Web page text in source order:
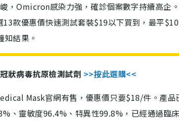
，Omicron感染力強，確診個案數字持續高企
13款優惠價快速測試套裝$19以下買到，最平
知結果。
狀病毒抗原檢測試劑 >>按此選購<<
Mask官網有售，優惠價只要$18/件。產
、靈敏度96.4%、特異性99.8%，已經通過臨